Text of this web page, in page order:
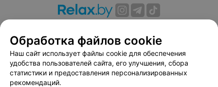
Вакансии
Публичный договор
Способы оплаты
Публичный договор по использованию сервиса
«Афиша»
Пользовательское соглашение
Обработка файлов cookie
Наш сайт использует файлы cookie для обеспечения
удобства пользователей сайта, его улучшения, сбора
статистики и предоставления персонализированных
рекомендаций.